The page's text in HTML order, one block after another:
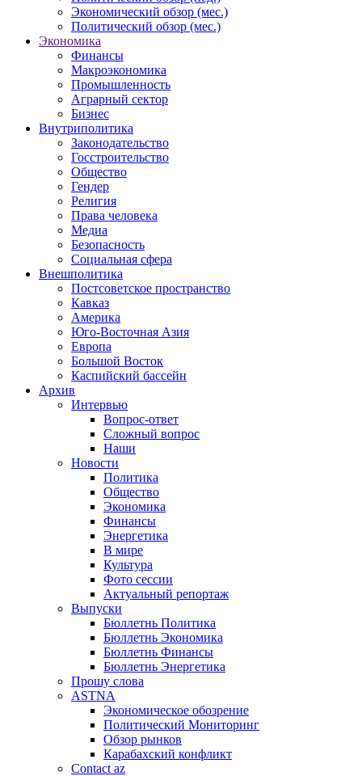
Экономический обзор (мес.)
Политический обзор (мес.)
Экономика
Финансы
Макроэкономика
Промышленность
Аграрный сектор
Бизнес
Внутриполитика
Законодательство
Госстроительство
Общество
Гендер
Религия
Права человека
Медиа
Безопасность
Социальная сфера
Внешполитика
Постсоветское пространство
Кавказ
Америка
Юго-Восточная Азия
Европа
Большой Восток
Каспийский бассейн
Архив
Интервью
Вопрос-ответ
Сложный вопрос
Наши
Новости
Политика
Общество
Экономика
Финансы
Энергетика
В мире
Культура
Фото сессии
Актуальный репортаж
Выпуски
Бюллетнь Политика
Бюллетнь Экономика
Бюллетнь Финансы
Бюллетнь Энергетика
Прошу слова
ASTNA
Экономическое обозрение
Политический Мониторинг
Обзор рынков
Карабахский конфликт
Contact az